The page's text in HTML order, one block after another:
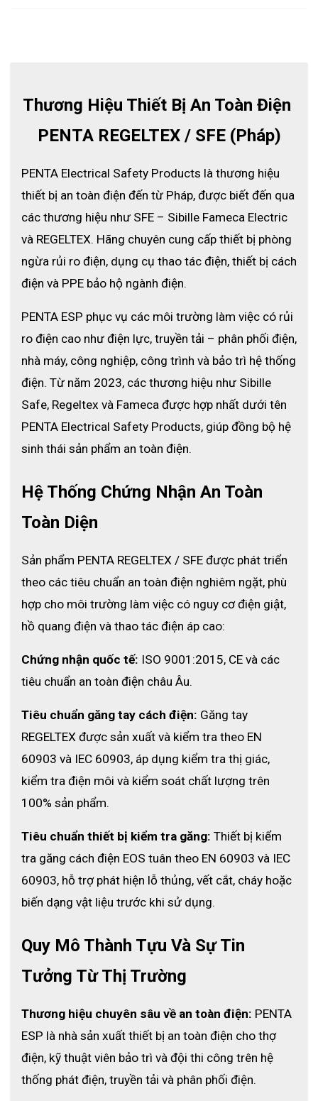
+ 45% Lyocell
+ 1% sợi chống tĩnh điện
Định lượng vải: 300 g/m²
Tính năng: Chống cháy, chống hồ quang điện
Chất liệu: Kết hợp khả năng làm mát của sợi Lyocell và hiệu
suất cao của modacrylic
Tiêu chuẩn: EN 14404:2004 / EN 13034:2005 / EN 1149-5:2008
/ EN ISO 11611:2007 / EN ISO 11611:2008 / IEC 61482-2:2009
Đặc điểm nổi bật của áo ARC Flash
SFE 8 cal
Mẫu áo được thiết kế chuyên biệt để bảo vệ người lao động
trong môi trường có nguy cơ phát sinh hồ quang điện và nhiệt
độ cao, giúp giảm thiểu rủi ro và đáp ứng tốt các yêu cầu về an
liệu vải định lượng 300 g/m², sản phẩm mang lại sự bền bỉ, chắc
chắn nhưng vẫn đảm bảo cảm giác thoải mái khi mặc trong thời
gian dài.
Áo được cấu tạo từ sự kết hợp của nhiều thành phần vải
chuyên dụng như Modacrylic giúp tăng khả năng chống cháy,
Lyocell mang lại sự mềm mại và dễ chịu khi sử dụng, cùng sợi
chống tĩnh điện hỗ trợ an toàn trong các môi trường làm việc
và các đơn vị kỹ thuật cần trang bị quần áo chống hồ quang
điện đạt tiêu chuẩn, phục vụ hiệu quả cho đội ngũ kỹ thuật và
vận hành.
Thương Hiệu Thiết Bị An Toàn Điện
PENTA REGELTEX / SFE (Pháp)
PENTA Electrical Safety Products là thương hiệu
thiết bị an toàn điện đến từ Pháp, được biết đến qua
các thương hiệu như SFE – Sibille Fameca Electric
và REGELTEX. Hãng chuyên cung cấp thiết bị phòng
ngừa rủi ro điện, dụng cụ thao tác điện, thiết bị cách
điện và PPE bảo hộ ngành điện.
PENTA ESP phục vụ các môi trường làm việc có rủi
ro điện cao như điện lực, truyền tải – phân phối điện,
nhà máy, công nghiệp, công trình và bảo trì hệ thống
điện. Từ năm 2023, các thương hiệu như Sibille
Safe, Regeltex và Fameca được hợp nhất dưới tên
PENTA Electrical Safety Products, giúp đồng bộ hệ
sinh thái sản phẩm an toàn điện.
Hệ Thống Chứng Nhận An Toàn
Toàn Diện
Sản phẩm PENTA REGELTEX / SFE được phát triển
theo các tiêu chuẩn an toàn điện nghiêm ngặt, phù
hợp cho môi trường làm việc có nguy cơ điện giật,
hồ quang điện và thao tác điện áp cao:
Chứng nhận quốc tế: ISO 9001:2015, CE và các
tiêu chuẩn an toàn điện châu Âu.
Tiêu chuẩn găng tay cách điện: Găng tay
REGELTEX được sản xuất và kiểm tra theo EN
60903 và IEC 60903, áp dụng kiểm tra thị giác,
kiểm tra điện môi và kiểm soát chất lượng trên
100% sản phẩm.
Tiêu chuẩn thiết bị kiểm tra găng: Thiết bị kiểm
tra găng cách điện EOS tuân theo EN 60903 và IEC
60903, hỗ trợ phát hiện lỗ thủng, vết cắt, cháy hoặc
biến dạng vật liệu trước khi sử dụng.
Quy Mô Thành Tựu Và Sự Tin
Tưởng Từ Thị Trường
Thương hiệu chuyên sâu về an toàn điện: PENTA
ESP là nhà sản xuất thiết bị an toàn điện cho thợ
điện, kỹ thuật viên bảo trì và đội thi công trên hệ
thống phát điện, truyền tải và phân phối điện.